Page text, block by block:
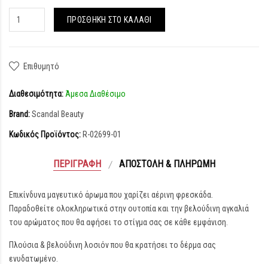
ΠΡΟΣΘΉΚΗ ΣΤΟ ΚΑΛΆΘΙ
Επιθυμητό
Διαθεσιμότητα: Άμεσα Διαθέσιμο
Brand:Scandal Beauty
Κωδικός Προϊόντος: R-02699-01
ΠΕΡΙΓΡΑΦΉ ΑΠΟΣΤΟΛΉ & ΠΛΗΡΩΜΉ
Επικίνδυνα μαγευτικό άρωμα που χαρίζει αέρινη φρεσκάδα.
Παραδοθείτε ολοκληρωτικά στην ουτοπία και την βελούδινη αγκαλιά
του αρώματος που θα αφήσει το στίγμα σας σε κάθε εμφάνιση.
Πλούσια & βελούδινη λοσιόν που θα κρατήσει το δέρμα σας
ενυδατωμένο.